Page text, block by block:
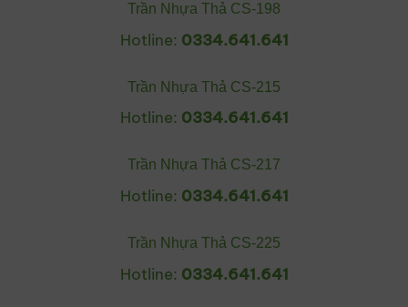
Trần Nhựa Thả CS-198
Hotline: 0334.641.641
Trần Nhựa Thả CS-215
Hotline: 0334.641.641
Trần Nhựa Thả CS-217
Hotline: 0334.641.641
Trần Nhựa Thả CS-225
Hotline: 0334.641.641